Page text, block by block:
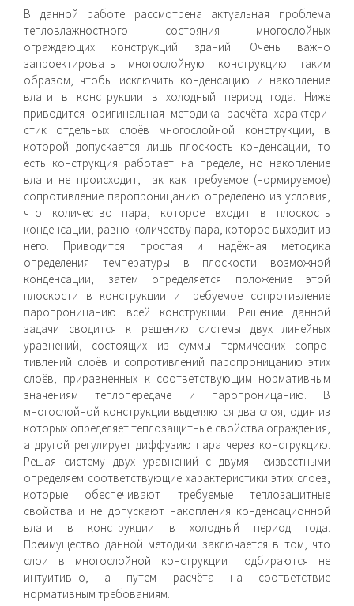
В данной работе рассмотрена актуальная проблема
тепло­влажностного состояния многослойных
ограждающих кон­струкций зданий. Очень важно
запроектировать многослойную конструкцию таким
образом, чтобы исключить конденсацию и накопление
влаги в конструкции в холодный период года. Ниже
приводится оригинальная методика расчёта характери­
стик отдельных слоёв многослойной конструкции, в
которой допускается лишь плоскость конденсации, то
есть конструкция работает на пределе, но накопление
влаги не происходит, так как требуемое (нормируемое)
сопротивление паропроницанию определено из условия,
что количество пара, которое входит в плоскость
конденсации, равно количеству пара, которое выходит из
него. Приводится простая и надёжная методика
определения температуры в плоскости возможной
конденсации, затем определяется положение этой
плоскости в конструкции и требуемое сопротивление
паропроницанию всей конструкции. Решение данной
задачи сводится к решению системы двух линейных
уравнений, состоящих из суммы термических сопро­
тивлений слоёв и сопротивлений паропроницанию этих
слоёв, приравненных к соответствующим нормативным
значениям теплопередаче и паропроницанию. В
многослойной конструкции выделяются два слоя, один из
которых определяет теплоза­щитные свойства ограждения,
а другой регулирует диффузию пара через конструкцию.
Решая систему двух уравнений с двумя неизвестными
определяем соответствующие характеристики этих слоев,
которые обеспечивают требуемые теплозащитные
свойства и не допускают накопления конденсационной
влаги в конструкции в холодный период года.
Преимущество данной методики заключается в том, что
слои в многослойной конструк­ции подбираются не
интуитивно, а путем расчёта на соответствие
нормативным требованиям.